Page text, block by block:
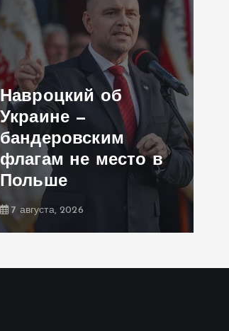
Навроцкий об
Украине —
бандеровским
флагам не место в
Польше
7 августа, 2026